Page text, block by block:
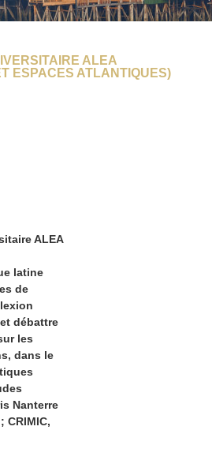
ALEA
ESPACES ATLANTIQUES)
ALEA
latine
de
débattre
les
dans le
Nanterre
CRIMIC,